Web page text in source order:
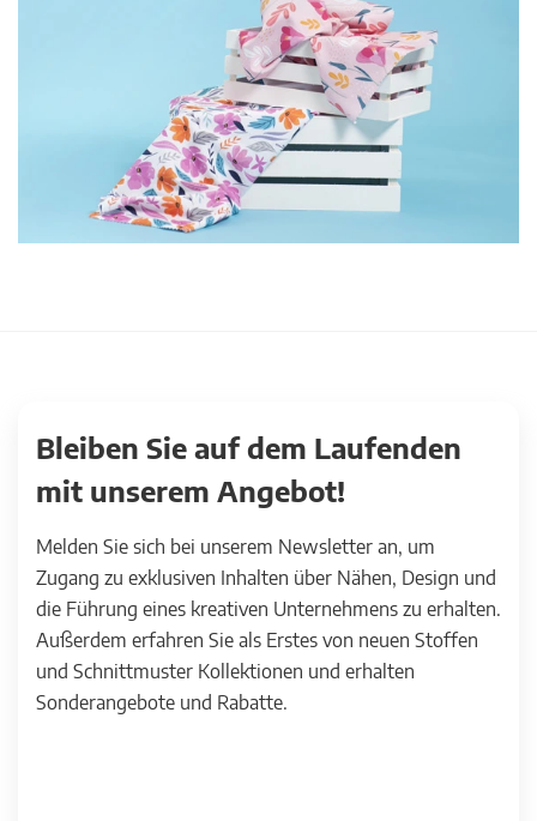
Bleiben Sie auf dem Laufenden
mit unserem Angebot!
Melden Sie sich bei unserem Newsletter an, um
Zugang zu exklusiven Inhalten über Nähen, Design und
die Führung eines kreativen Unternehmens zu erhalten.
Außerdem erfahren Sie als Erstes von neuen Stoffen
und Schnittmuster Kollektionen und erhalten
Sonderangebote und Rabatte.